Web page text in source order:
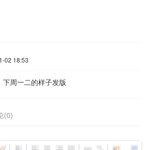
02 18:53
下周一二的样子发版
(0)